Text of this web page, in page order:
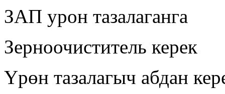
ЗАП урон тазалаганга
Зерноочиститель керек
Үрөн тазалагыч абдан